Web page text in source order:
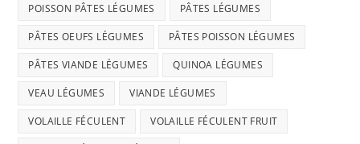
POISSON PÂTES LÉGUMES PÂTES LÉGUMES
PÂTES OEUFS LÉGUMES PÂTES POISSON LÉGUMES
PÂTES VIANDE LÉGUMES QUINOA LÉGUMES
VEAU LÉGUMES VIANDE LÉGUMES
VOLAILLE FÉCULENT VOLAILLE FÉCULENT FRUIT